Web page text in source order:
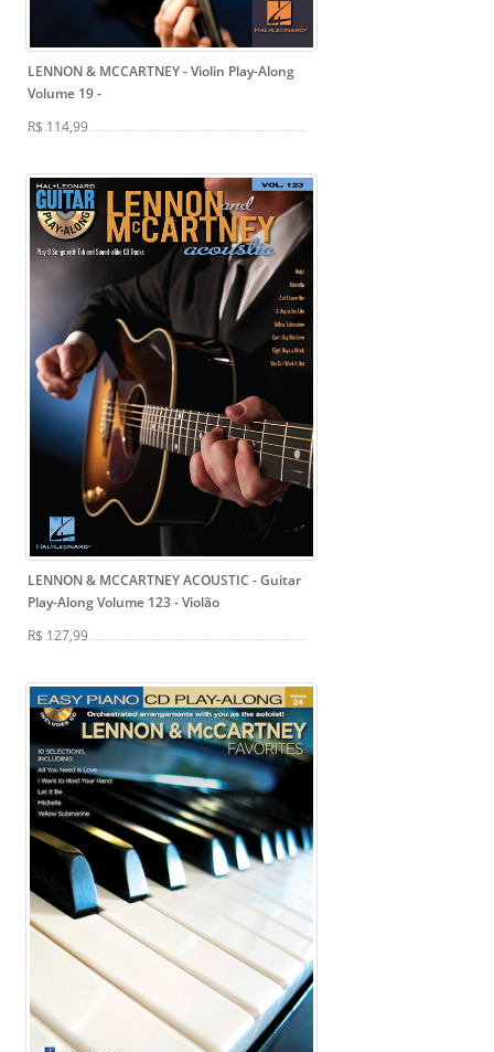
LENNON & MCCARTNEY - Violin Play-Along
Volume 19-
R$ 114,99
LENNON & MCCARTNEY ACOUSTIC - Guitar
Play-Along Volume 123- Violão
R$ 127,99